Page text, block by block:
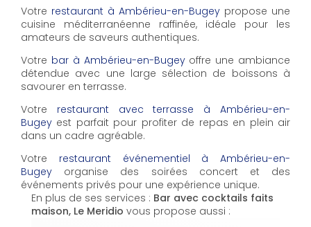
Votre restaurant à Ambérieu-en-Bugey propose une
cuisine méditerranéenne raffinée, idéale pour les
amateurs de saveurs authentiques.
Votre bar à Ambérieu-en-Bugeyoffre une ambiance
détendue avec une large sélection de boissons à
savourer en terrasse.
Votre restaurant avec terrasse à Ambérieu-en-
Bugey est parfait pour profiter de repas en plein air
dans un cadre agréable.
Votre restaurant événementiel à Ambérieu-en-
Bugey organise des soirées concert et des
événements privés pour une expérience unique.
En plus de ses services : Bar avec cocktails faits
maison, Le Meridio vous propose aussi :